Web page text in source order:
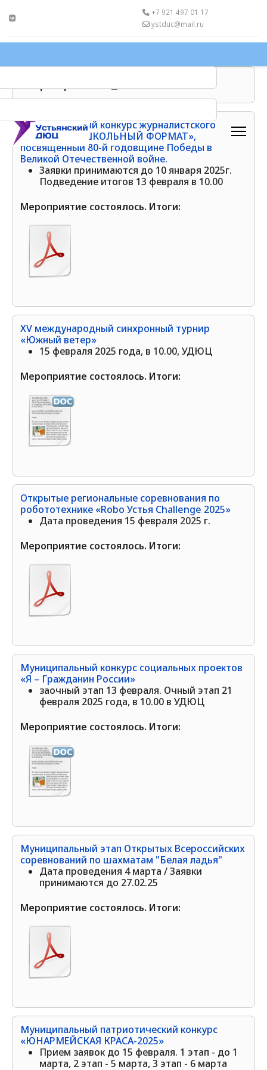
+7 921 497 01 17
ystduc@mail.ru
Муниципальный конкурс журналистского
творчества «ШКОЛЬНЫЙ ФОРМАТ»,
посвященный 80-й годовщине Победы в
Великой Отечественной войне.
Заявки принимаются до 10 января 2025г.
Подведение итогов 13 февраля в 10.00
Мероприятие состоялось. Итоги:
XV международный синхронный турнир
«Южный ветер»
15 февраля 2025 года, в 10.00, УДЮЦ
Мероприятие состоялось. Итоги:
Открытые региональные соревнования по
робототехнике «Robo Устья Challenge 2025»
Дата проведения 15 февраля 2025 г.
Мероприятие состоялось. Итоги:
Муниципальный конкурс социальных проектов
«Я – Гражданин России»
заочный этап 13 февраля. Очный этап 21
февраля 2025 года, в 10.00 в УДЮЦ
Мероприятие состоялось. Итоги:
Муниципальный этап Открытых Всероссийских
соревнований по шахматам "Белая ладья"
Дата проведения 4 марта / Заявки
принимаются до 27.02.25
Мероприятие состоялось. Итоги:
Муниципальный патриотический конкурс
«ЮНАРМЕЙСКАЯ КРАСА-2025»
Прием заявок до 15 февраля. 1 этап - до 1
марта, 2 этап - 5 марта, 3 этап - 6 марта